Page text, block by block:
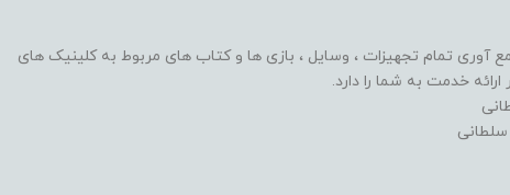
آوری تمام تجهیزات ، وسایل ، بازی ها و کتاب های مربوط به کلینیک های
ارائه خدمت به شما را دارد.